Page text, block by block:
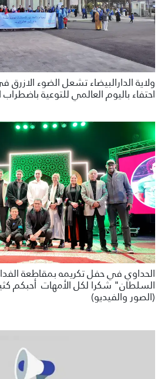
ولاية الدارالبيضاء تشعل الضوء
احتفاء باليوم العالمي للتوعية باضطراب
الحداوي في حفل تكريمه بمقاطعة
السلطان" شكرا لكل الأمهات أحبكم
(الصور والفيديو)